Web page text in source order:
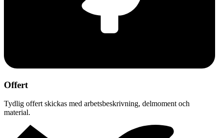
Offert
Tydlig offert skickas med arbetsbeskrivning, delmoment och
material.